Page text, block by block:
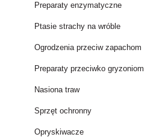
Preparaty enzymatyczne
Ptasie strachy na wróble
Ogrodzenia przeciw zapachom
Preparaty przeciwko gryzoniom
Nasiona traw
Sprzęt ochronny
Opryskiwacze